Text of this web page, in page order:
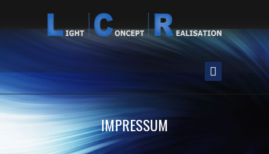
IMPRESSUM